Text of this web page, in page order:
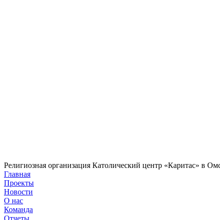
Религиозная организация Католический центр «Каритас» в
Главная
Проекты
Новости
О нас
Команда
Отчеты